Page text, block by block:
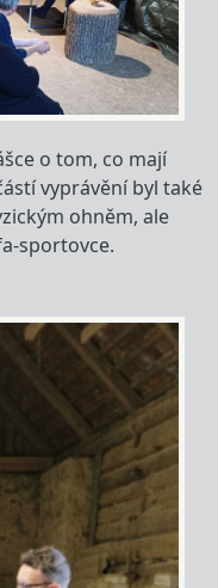
o tom, co mají
vyprávění byl také
ohněm, ale
sportovce.